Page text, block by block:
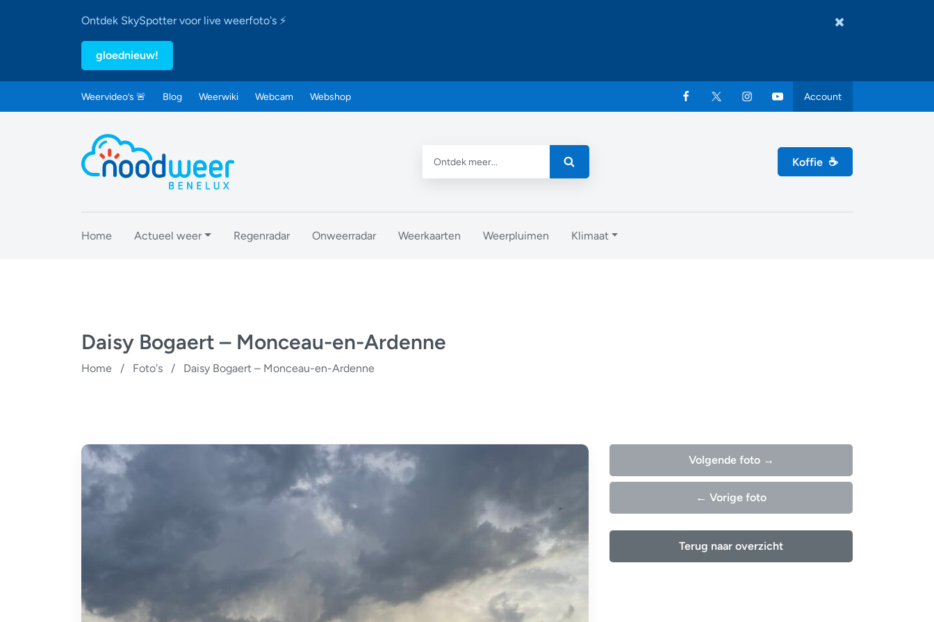
Ontdek SkySpotter voor live weerfoto's ⚡
gloednieuw!
Weervideo’s 🚨 Blog Weerwiki Webcam Webshop Account
Koffie ☕
Home Actueel weer Regenradar Onweerradar Weerkaarten Weerpluimen Klimaat
Daisy Bogaert – Monceau-en-Ardenne
Home / Foto's / Daisy Bogaert – Monceau-en-Ardenne
Volgende foto →
← Vorige foto
Terug naar overzicht